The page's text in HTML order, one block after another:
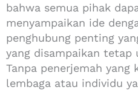
bahwa semua pihak
menyampaikan ide
penghubung penting
yang disampaikan tetap
Tanpa penerjemah yang
lembaga atau individu